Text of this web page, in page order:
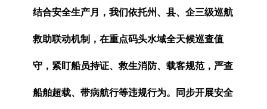
结合安全生产月，我们依托州、县、企三级巡航
救助联动机制，在重点码头水域全天候巡查值
守，紧盯船员持证、救生消防、载客规范，严查
船舶超载、带病航行等违规行为。同步开展安全